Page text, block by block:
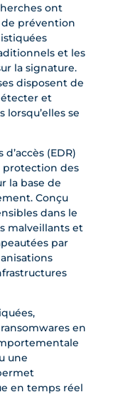
ont
de prévention
et les
la signature.
disposent de
et
lorsqu’elles se
(EDR)
protection des
la base de
Conçu
dans le
malveillants et
par
en
une
en temps réel